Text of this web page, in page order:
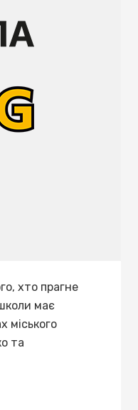
хто прагне
має
міського
та